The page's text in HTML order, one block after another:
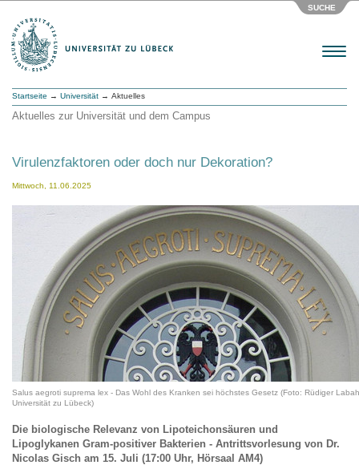
SUCHE
Menu
Startseite → Universität → Aktuelles
Aktuelles zur Universität und dem Campus
Virulenzfaktoren oder doch nur Dekoration?
Mittwoch, 11.06.2025
Salus aegroti suprema lex - Das Wohl des Kranken sei höchstes Gesetz (Foto: Rüdiger
Universität zu Lübeck)
Die biologische Relevanz von Lipoteichonsäuren und
Lipoglykanen Gram-positiver Bakterien - Antrittsvorlesung von Dr.
Nicolas Gisch am 15. Juli (17:00 Uhr, Hörsaal AM4)